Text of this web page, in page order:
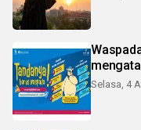
Selasa, 4